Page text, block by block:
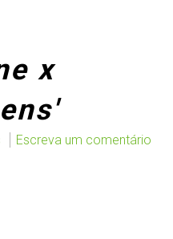
x
Escreva um comentário